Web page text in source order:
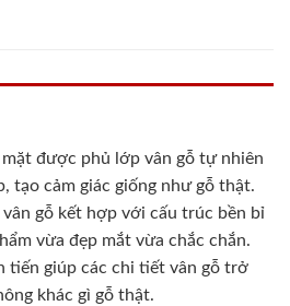
mặt được phủ lớp vân gỗ tự nhiên
tạo cảm giác giống như gỗ thật.
vân gỗ kết hợp với cấu trúc bền bỉ
vừa đẹp mắt vừa chắc chắn.
tiến giúp các chi tiết vân gỗ trở
khác gì gỗ thật.